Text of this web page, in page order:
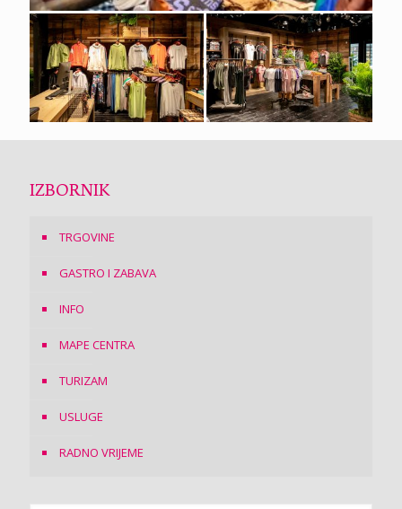
IZBORNIK
TRGOVINE
GASTRO I ZABAVA
INFO
MAPE CENTRA
TURIZAM
USLUGE
RADNO VRIJEME